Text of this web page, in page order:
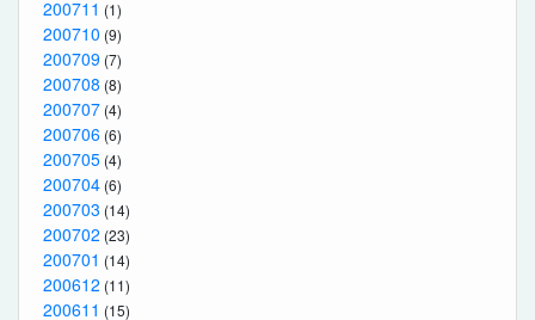
200711 (1)
200710 (9)
200709 (7)
200708 (8)
200707 (4)
200706 (6)
200705 (4)
200704 (6)
200703 (14)
200702 (23)
200701 (14)
200612 (11)
200611 (15)